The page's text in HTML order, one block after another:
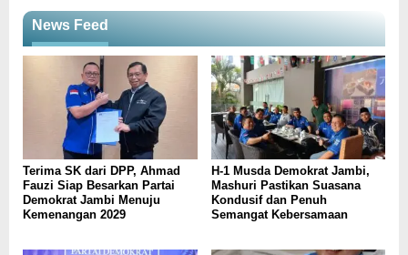
News Feed
Terima SK dari DPP, Ahmad
Fauzi Siap Besarkan Partai
Demokrat Jambi Menuju
Kemenangan 2029
H-1 Musda Demokrat Jambi,
Mashuri Pastikan Suasana
Kondusif dan Penuh
Semangat Kebersamaan